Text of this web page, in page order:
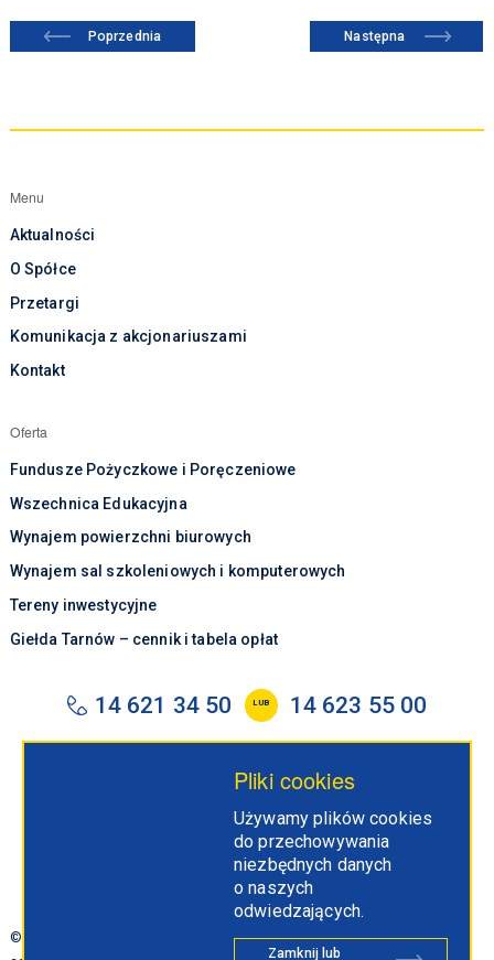
Poprzednia Następna
Menu
Aktualności
O Spółce
Przetargi
Komunikacja z akcjonariuszami
Kontakt
Oferta
Fundusze Pożyczkowe i Poręczeniowe
Wszechnica Edukacyjna
Wynajem powierzchni biurowych
Wynajem sal szkoleniowych i komputerowych
Tereny inwestycyjne
Giełda Tarnów – cennik i tabela opłat
14 621 34 50 LUB 14 623 55 00
Tarnowska Agencja Rozwoju Regionalnego S.A.
ul. Szujskiego 66
33-100 Tarnów
© 2026 by tarr.tarnow.pl. Projekt i wykonanie:
Polityka
Pliki cookies
Używamy plików cookies
do przechowywania
niezbędnych danych
o naszych
odwiedzających.
Zamknij lub